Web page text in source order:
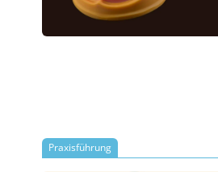
Praxisführung